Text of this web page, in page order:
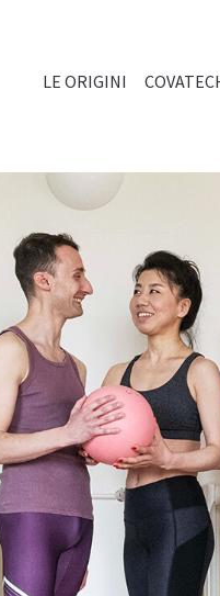
LE ORIGINI (CURRENT)